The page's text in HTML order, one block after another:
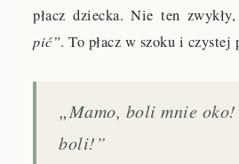
płacz dziecka. Nie ten
pić”. To płacz w szoku i czystej
„Mamo, boli mnie
boli!”